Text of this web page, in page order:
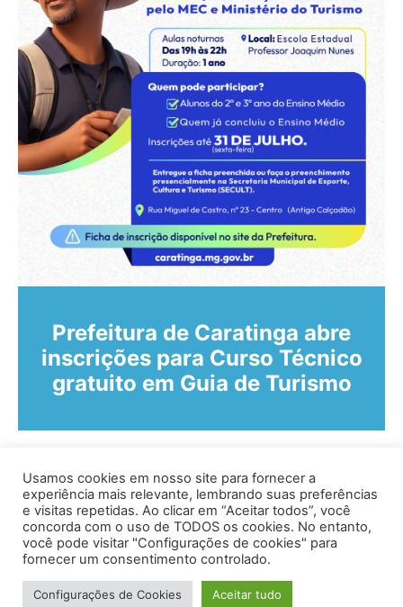
Prefeitura de Caratinga abre
inscrições para Curso Técnico
gratuito em Guia de Turismo
Av. Prof. Armando Alves da Silva, nº 1950 - Zacarias,
Caratinga - MG - 35302-403 / Tel: (33) 3329 8000
Desenvolvido por VersaTec
Usamos cookies em nosso site para fornecer a
experiência mais relevante, lembrando suas preferências
e visitas repetidas. Ao clicar em “Aceitar todos”, você
concorda com o uso de TODOS os cookies. No entanto,
você pode visitar "Configurações de cookies" para
fornecer um consentimento controlado.
Configurações de Cookies Aceitar tudo